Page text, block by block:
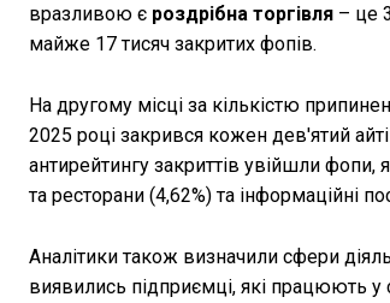
вразливою є роздрібна торгівля – це
майже 17 тисяч закритих фопів.
На другому місці за кількістю
2025 році закрився кожен дев'ятий
антирейтингу закриттів увійшли фопи,
та ресторани (4,62%) та інформаційні
Аналітики також визначили сфери
виявились підприємці, які працюють у